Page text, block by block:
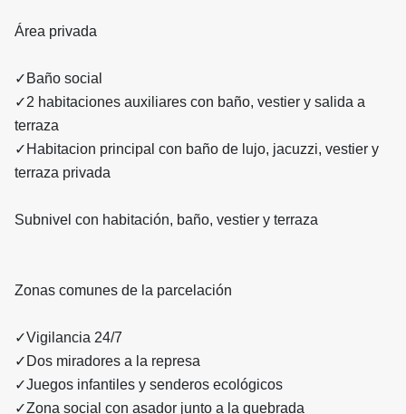
Área privada
✓Baño social
✓2 habitaciones auxiliares con baño, vestier y salida a
terraza
✓Habitacion principal con baño de lujo, jacuzzi, vestier y
terraza privada
Subnivel con habitación, baño, vestier y terraza
Zonas comunes de la parcelación
✓Vigilancia 24/7
✓Dos miradores a la represa
✓Juegos infantiles y senderos ecológicos
✓Zona social con asador junto a la quebrada